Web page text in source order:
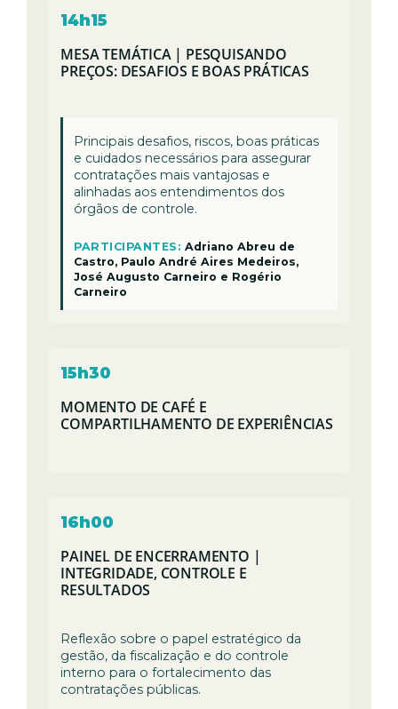
14h15
MESA TEMÁTICA | PESQUISANDO
PREÇOS: DESAFIOS E BOAS PRÁTICAS
Principais desafios, riscos, boas práticas
e cuidados necessários para assegurar
contratações mais vantajosas e
alinhadas aos entendimentos dos
órgãos de controle.
PARTICIPANTES: Adriano Abreu de
Castro, Paulo André Aires Medeiros,
José Augusto Carneiro e Rogério
Carneiro
15h30
MOMENTO DE CAFÉ E
COMPARTILHAMENTO DE EXPERIÊNCIAS
16h00
PAINEL DE ENCERRAMENTO |
INTEGRIDADE, CONTROLE E
RESULTADOS
Reflexão sobre o papel estratégico da
gestão, da fiscalização e do controle
interno para o fortalecimento das
contratações públicas.